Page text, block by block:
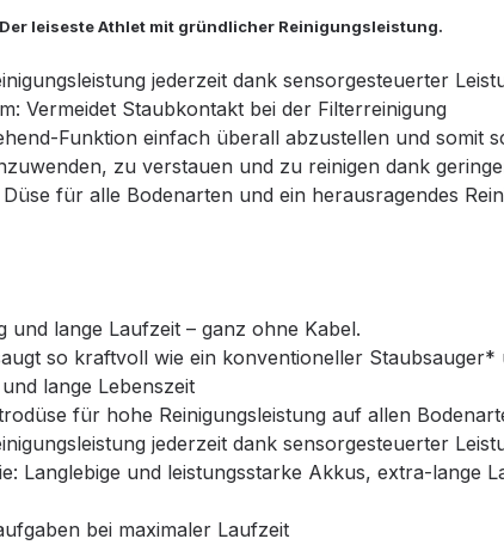
leiseste Athlet mit gründlicher Reinigungsleistung.
jederzeit dank sensorgesteuerter
Vermeidet Staubkontakt bei der Filterreinigung
Funktion einfach überall abzustellen und somit
zu verstauen und zu reinigen dank
für alle Bodenarten und ein herausragendes
und lange Laufzeit – ganz ohne Kabel.
so kraftvoll wie ein konventioneller
lange Lebenszeit
für hohe Reinigungsleistung auf allen
jederzeit dank sensorgesteuerter
Langlebige und leistungsstarke Akkus, extra-lange
bei maximaler Laufzeit